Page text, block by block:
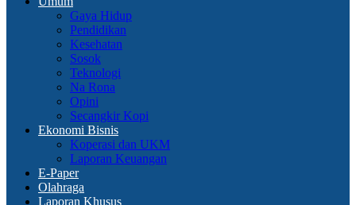
Gaya Hidup
Pendidikan
Kesehatan
Sosok
Teknologi
Na Rona
Opini
Secangkir Kopi
Ekonomi Bisnis
Koperasi dan UKM
Laporan Keuangan
E-Paper
Olahraga
Laporan Khusus